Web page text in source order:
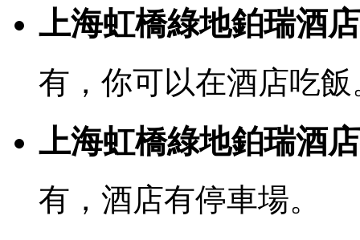
上海虹橋綠地鉑瑞酒
有，你可以在酒店吃飯
上海虹橋綠地鉑瑞酒
有，酒店有停車場。